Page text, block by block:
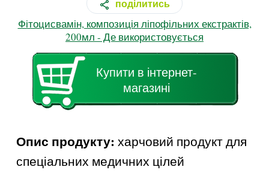
поділитись
Фітоцисвамін, композиція ліпофільних екстрактів,
200мл - Де використовується
Купити в інтернет-
магазині
Опис продукту: харчовий продукт для
спеціальних медичних цілей